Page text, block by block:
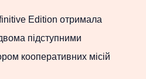
Edition отримала
підступними
кооперативних місій